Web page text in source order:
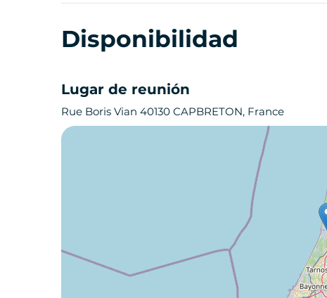
Disponibilidad
Lugar de reunión
Rue Boris Vian 40130 CAPBRETON, France